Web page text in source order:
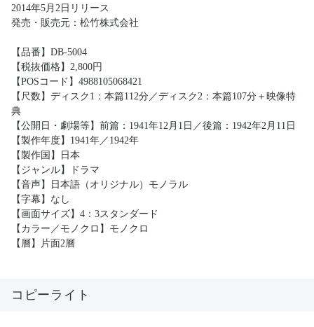
2014年5月2日リリース
発売・販売元：松竹株式会社
【品番】DB-5004
【税抜価格】2,800円
【POSコード】4988105068421
【尺数】ディスク1：本篇112分／ディスク2：本篇107分＋映像特
典
【公開日・劇場等】前篇：1941年12月1日／後篇：1942年2月11日
【製作年度】1941年／1942年
【製作国】日本
【ジャンル】ドラマ
【音声】日本語（オリジナル）モノラル
【字幕】なし
【画面サイズ】4：3スタンダード
【カラー／モノクロ】モノクロ
【層】片面2層
コピーライト